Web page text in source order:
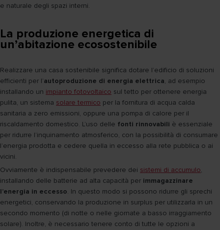
e naturale degli spazi interni.
La produzione energetica di
un’abitazione ecosostenibile
Realizzare una casa sostenibile significa dotare l’edificio di soluzioni
efficienti per l’autoproduzione di energia elettrica, ad esempio
installando un impianto fotovoltaico sul tetto per ottenere energia
pulita, un sistema solare termico per la fornitura di acqua calda
sanitaria a zero emissioni, oppure una pompa di calore per il
riscaldamento domestico. L’uso delle fonti rinnovabili è essenziale
per ridurre l’inquinamento atmosferico, con la possibilità di consumare
l’energia prodotta e cedere quella in eccesso alla rete pubblica o ai
vicini.
Ovviamente è indispensabile prevedere dei sistemi di accumulo,
installando delle batterie ad alta capacità per immagazzinare
l’energia in eccesso. In questo modo si possono ridurre gli sprechi
energetici, conservando la produzione in surplus per utilizzarla in un
secondo momento (di notte o nelle giornate a basso irraggiamento
solare). Inoltre, è necessario tenere conto di tutte le opzioni a